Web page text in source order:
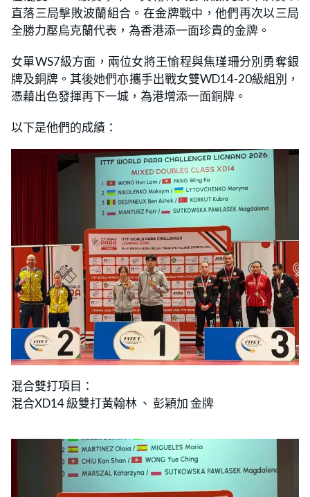
直落三局擊敗波蘭組合。在金牌戰中，他們再次以三局
全勝力壓烏克蘭代表，為香港添一面珍貴的金牌。
女單WS7級方面，兩位女將王愉程與焦瑾珊分別勇奪銀
牌及銅牌。其後她們亦攜手出戰女雙WD14-20級組別，
憑藉出色發揮再下一城，為港增添一面銅牌。
以下是他們的成績：
混合雙打項目：
混合XD14 級雙打黃翰林 、 彭穎加 金牌